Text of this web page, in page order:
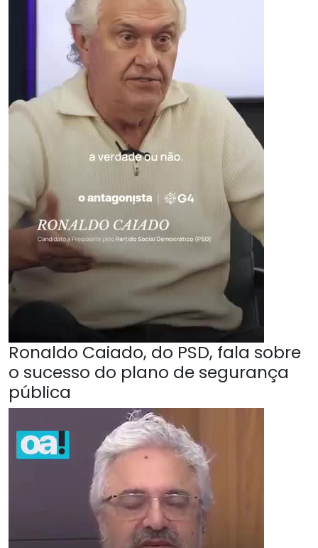
Ronaldo Caiado, do PSD, fala sobre
o sucesso do plano de segurança
pública